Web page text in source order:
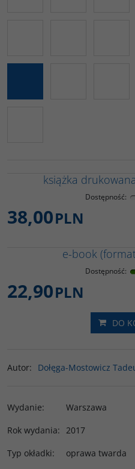
książka
Dostępność:
38,00PLN
e-book
Dostępność:
22,90PLN
DO
Autor: Dołęga-Mostowicz
Wydanie:
Warszawa
Rok wydania: 2017
Typ okładki:
oprawa twarda